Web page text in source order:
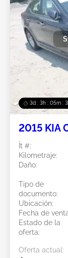
3d : 3h : 05m :
2015 KIA
Ít #:
Kilometraje:
Daño:
Tipo de
documento:
Ubicación:
Fecha de
Estado de la
oferta:
Oferta actual: